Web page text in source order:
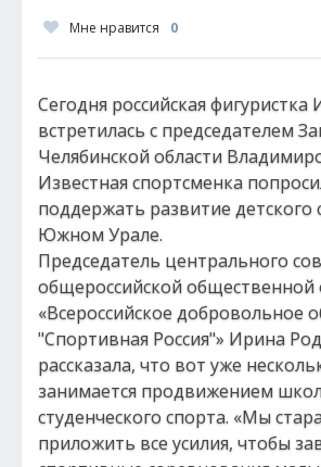
Мне нравится 0
Сегодня российская
встретилась с председателем
Челябинской области
Известная спортсменка
поддержать развитие детского
Южном Урале.
Председатель центрального
общероссийской общественной
«Всероссийское добровольное
"Спортивная Россия"» Ирина
рассказала, что вот уже
занимается продвижением
студенческого спорта. «Мы
приложить все усилия, чтобы